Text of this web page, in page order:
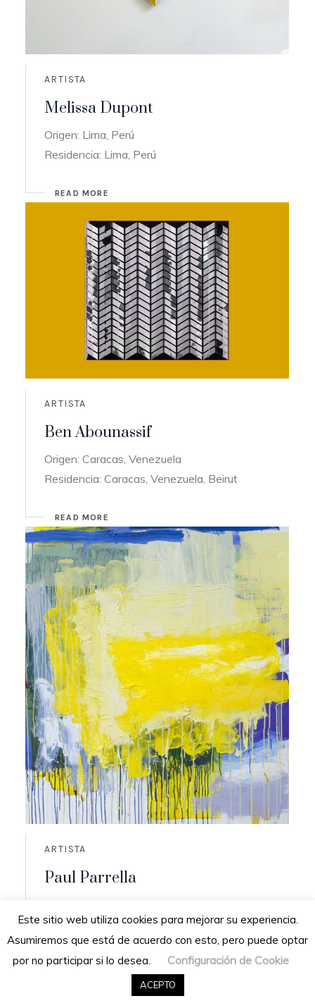
ARTISTA
Melissa Dupont
Origen: Lima, Perú
Residencia: Lima, Perú
READ MORE
ARTISTA
Ben Abounassif
Origen: Caracas, Venezuela
Residencia: Caracas, Venezuela, Beirut
READ MORE
ARTISTA
Paul Parrella
Residencia: San Diego de los altos,
Venezuela
Este sitio web utiliza cookies para mejorar su experiencia.
Asumiremos que está de acuerdo con esto, pero puede optar
por no participar si lo desea.
Configuración de Cookie
ACEPTO